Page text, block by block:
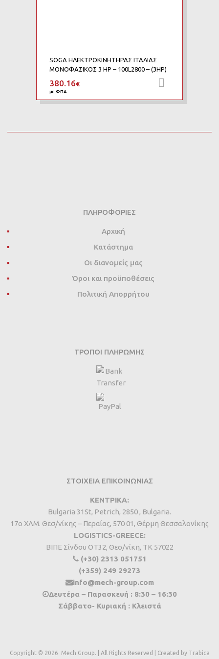
SOGA ΗΛΕΚΤΡΟΚΙΝΗΤΗΡΑΣ ΙΤΑΛΙΑΣ
ΜΟΝΟΦΑΣΙΚΟΣ 3 HP – 100L2800 – (3HP)
380.16€
με ΦΠΑ
ΠΛΗΡΟΦΟΡΊΕΣ
Αρχική
Κατάστημα
Οι διανομείς μας
Όροι και προϋποθέσεις
Πολιτική Απορρήτου
ΤΡΌΠΟΙ ΠΛΗΡΩΜΉΣ
ΣΤΟΙΧΕΙΑ ΕΠΙΚΟΙΝΩΝΙΑΣ
ΚΕΝΤΡΙΚΑ:
Bulgaria 31St, Petrich, 2850 , Bulgaria.
17ο ΧΛΜ. Θεσ/νίκης – Περαίας, 570 01, Θέρμη Θεσσαλονίκης
LOGISTICS-GREECE:
BIΠΕ Σίνδου ΟΤ32, Θεσ/νίκη, ΤΚ 57022
(+30) 2313 051751
(+359) 249 29273
info@mech-group.com
Δευτέρα – Παρασκευή : 8:30 – 16:30
Σάββατο- Κυριακή : Κλειστά
Copyright © 2026 Mech Group. | All Rights Reserved | Created by Trabica